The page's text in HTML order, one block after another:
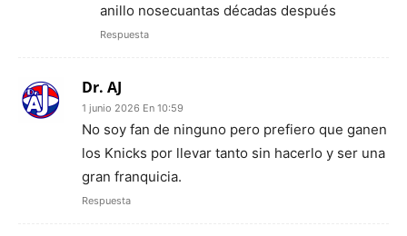
anillo nosecuantas décadas después
Respuesta
Dr. AJ
1 junio 2026 En 10:59
No soy fan de ninguno pero prefiero que ganen
los Knicks por llevar tanto sin hacerlo y ser una
gran franquicia.
Respuesta